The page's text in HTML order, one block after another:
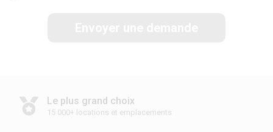
Le plus grand choix
15 000+ locations et emplacements